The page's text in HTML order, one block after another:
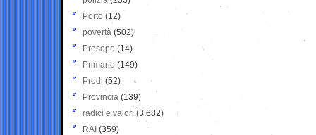
Porto (12)
povertà (502)
Presepe (14)
Primarie (149)
Prodi (52)
Provincia (139)
radici e valori (3.682)
RAI (359)